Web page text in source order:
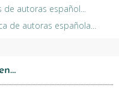
de autoras español...
de autoras española...